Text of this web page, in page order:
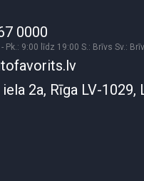
0000
- Pk.: 9:00 līdz 19:00 S.: Brīvs Sv.:
2a, Rīga LV-1029,